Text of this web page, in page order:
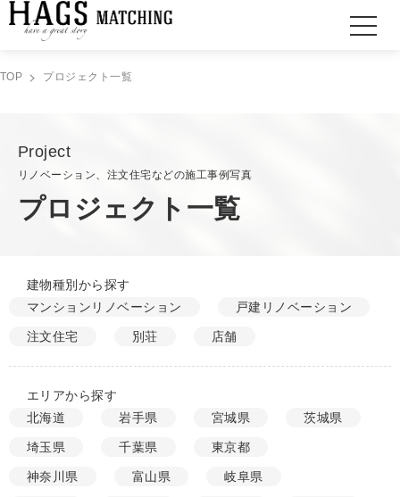
TOP プロジェクト一覧
Project
リノベーション、注文住宅などの施工事例写真
プロジェクト一覧
建物種別から探す
マンションリノベーション
戸建リノベーション
注文住宅 別荘 店舗
エリアから探す
北海道
岩手県 宮城県 茨城県
埼玉県 千葉県 東京都
神奈川県 富山県 岐阜県